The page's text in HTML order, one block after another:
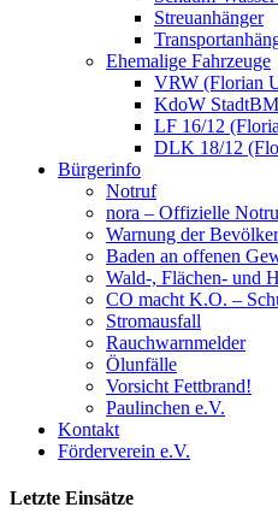
Streuanhänger
Ehemalige Fahrzeuge
VRW (Florian
KdoW
LF 16/12
DLK 18/12
Bürgerinfo
Notruf
nora – Offizielle
Warnung der
Baden an offenen
Wald-, Flächen- und
CO macht K.O. –
Stromausfall
Rauchwarnmelder
Ölunfälle
Vorsicht Fettbrand!
Paulinchen e.V.
Kontakt
Förderverein e.V.
Letzte Einsätze